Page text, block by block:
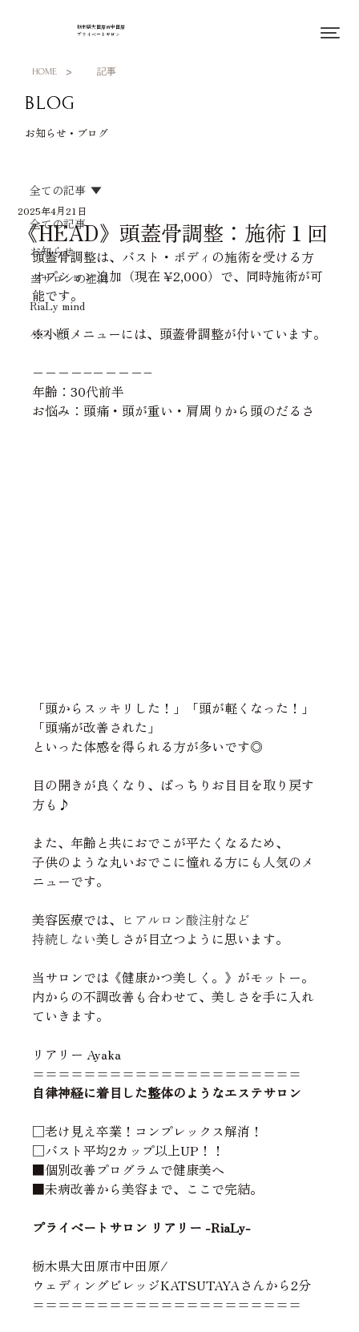
栃木県大田原市中田原
プライベートサロン
全ての記事
お知らせ
当サロンの症例
RiaLy mind
バスト
全ての記事
《HEAD》頭蓋骨調整：施術１回
2025年4月21日
頭蓋骨調整は、バスト・ボディの施術を受ける方
オプション追加（現在 ¥2,000）で、同時施術が可
能です。
※小顔メニューには、頭蓋骨調整が付いています。
−−−−–−−−−–
年齢：30代前半
お悩み：頭痛・頭が重い・肩周りから頭のだるさ
「頭からスッキリした！」「頭が軽くなった！」
「頭痛が改善された」
といった体感を得られる方が多いです◎
目の開きが良くなり、ぱっちりお目目を取り戻す
方も♪
また、年齢と共におでこが平たくなるため、
子供のような丸いおでこに憧れる方にも人気のメ
ニューです。
美容医療では、 ヒアルロン酸注射など
持続しない美しさが目立つように思います。
当サロンでは《健康かつ美しく。》がモットー。
内からの不調改善も合わせて、美しさを手に入れ
ていきます。
リアリー Ayaka
=====================
自律神経に着目した整体のようなエステサロン
□老け見え卒業！コンプレックス解消！
□バスト平均2カップ以上UP！！
■個別改善プログラムで健康美へ
■未病改善から美容まで、ここで完結。
プライベートサロン リアリー -RiaLy-
栃木県大田原市中田原/
ウェディングビレッジKATSUTAYAさんから2分
=====================
HOME > 記事
BLOG
お知らせ・ブログ